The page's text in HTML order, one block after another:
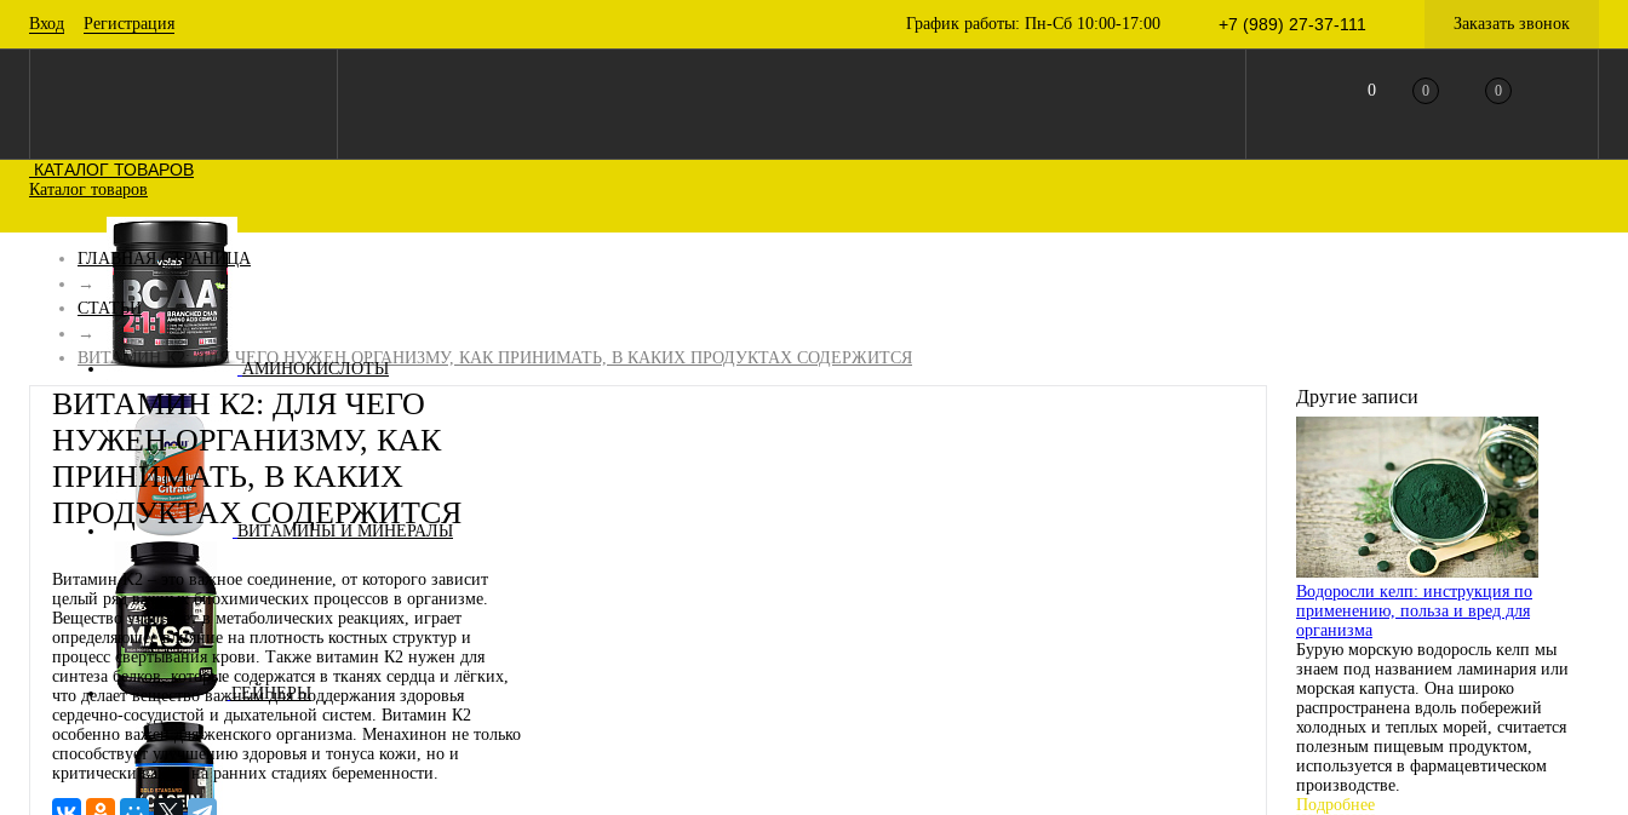
Вход Регистрация График работы: Пн-Сб 10:00-17:00 +7 (989) 27-37-111 Заказать звонок
0 0 0
КАТАЛОГ ТОВАРОВ
Каталог товаров
АМИНОКИСЛОТЫ
ВИТАМИНЫ И МИНЕРАЛЫ
ГЕЙНЕРЫ
ГЛАВНАЯ СТРАНИЦА
→
СТАТЬИ
→
ВИТАМИН К2: ДЛЯ ЧЕГО НУЖЕН ОРГАНИЗМУ, КАК ПРИНИМАТЬ, В КАКИХ ПРОДУКТАХ СОДЕРЖИТСЯ
ВИТАМИН К2: ДЛЯ ЧЕГО
НУЖЕН ОРГАНИЗМУ, КАК
ПРИНИМАТЬ, В КАКИХ
ПРОДУКТАХ СОДЕРЖИТСЯ
Витамин K2 – это важное соединение, от которого зависит
целый ряд важных биохимических процессов в организме.
Вещество участвует в метаболических реакциях, играет
определяющее влияние на плотность костных структур и
процесс свертывания крови. Также витамин К2 нужен для
синтеза белков, которые содержатся в тканях сердца и лёгких,
что делает вещество важным для поддержания здоровья
сердечно-сосудистой и дыхательной систем. Витамин К2
особенно важен для женского организма. Менахинон не только
способствует улучшению здоровья и тонуса кожи, но и
критически важен на ранних стадиях беременности.
Другие записи
Водоросли келп: инструкция по
применению, польза и вред для
организма
Бурую морскую водоросль келп мы
знаем под названием ламинария или
морская капуста. Она широко
распространена вдоль побережий
холодных и теплых морей, считается
полезным пищевым продуктом,
используется в фармацевтическом
производстве.
Подробнее